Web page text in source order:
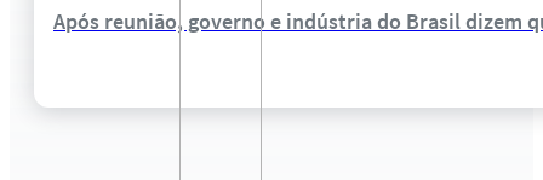
Após reunião, governo e indústria do Brasil dizem